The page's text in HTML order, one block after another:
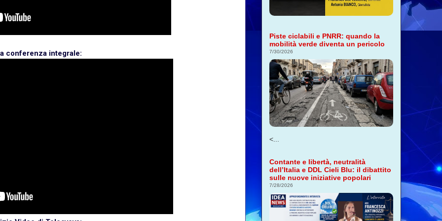
conferenza integrale:
Piste ciclabili e PNRR: quando la
mobilità verde diventa un pericolo
7/30/2026
<...
Contante e libertà, neutralità
dell’Italia e DDL Cieli Blu: il dibattito
sulle nuove iniziative popolari
7/28/2026